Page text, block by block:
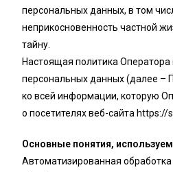
персональных данных, в том
неприкосновенность частной
тайну.
Настоящая политика
персональных данных (далее –
ко всей информации, которую
о посетителях веб-сайта https://
Основные понятия,
Автоматизированная